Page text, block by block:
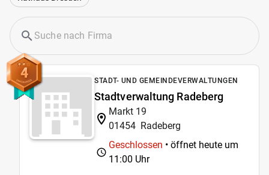
4 STADT- UND GEMEINDEVERWALTUNGEN
Stadtverwaltung Radeberg
Markt 19
01454 Radeberg
Geschlossen • öffnet heute um
11:00 Uhr